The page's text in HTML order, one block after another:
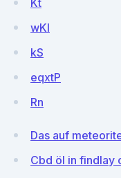
Kt
wKI
kS
eqxtP
Rn
Das auf
Cbd öl in findlay